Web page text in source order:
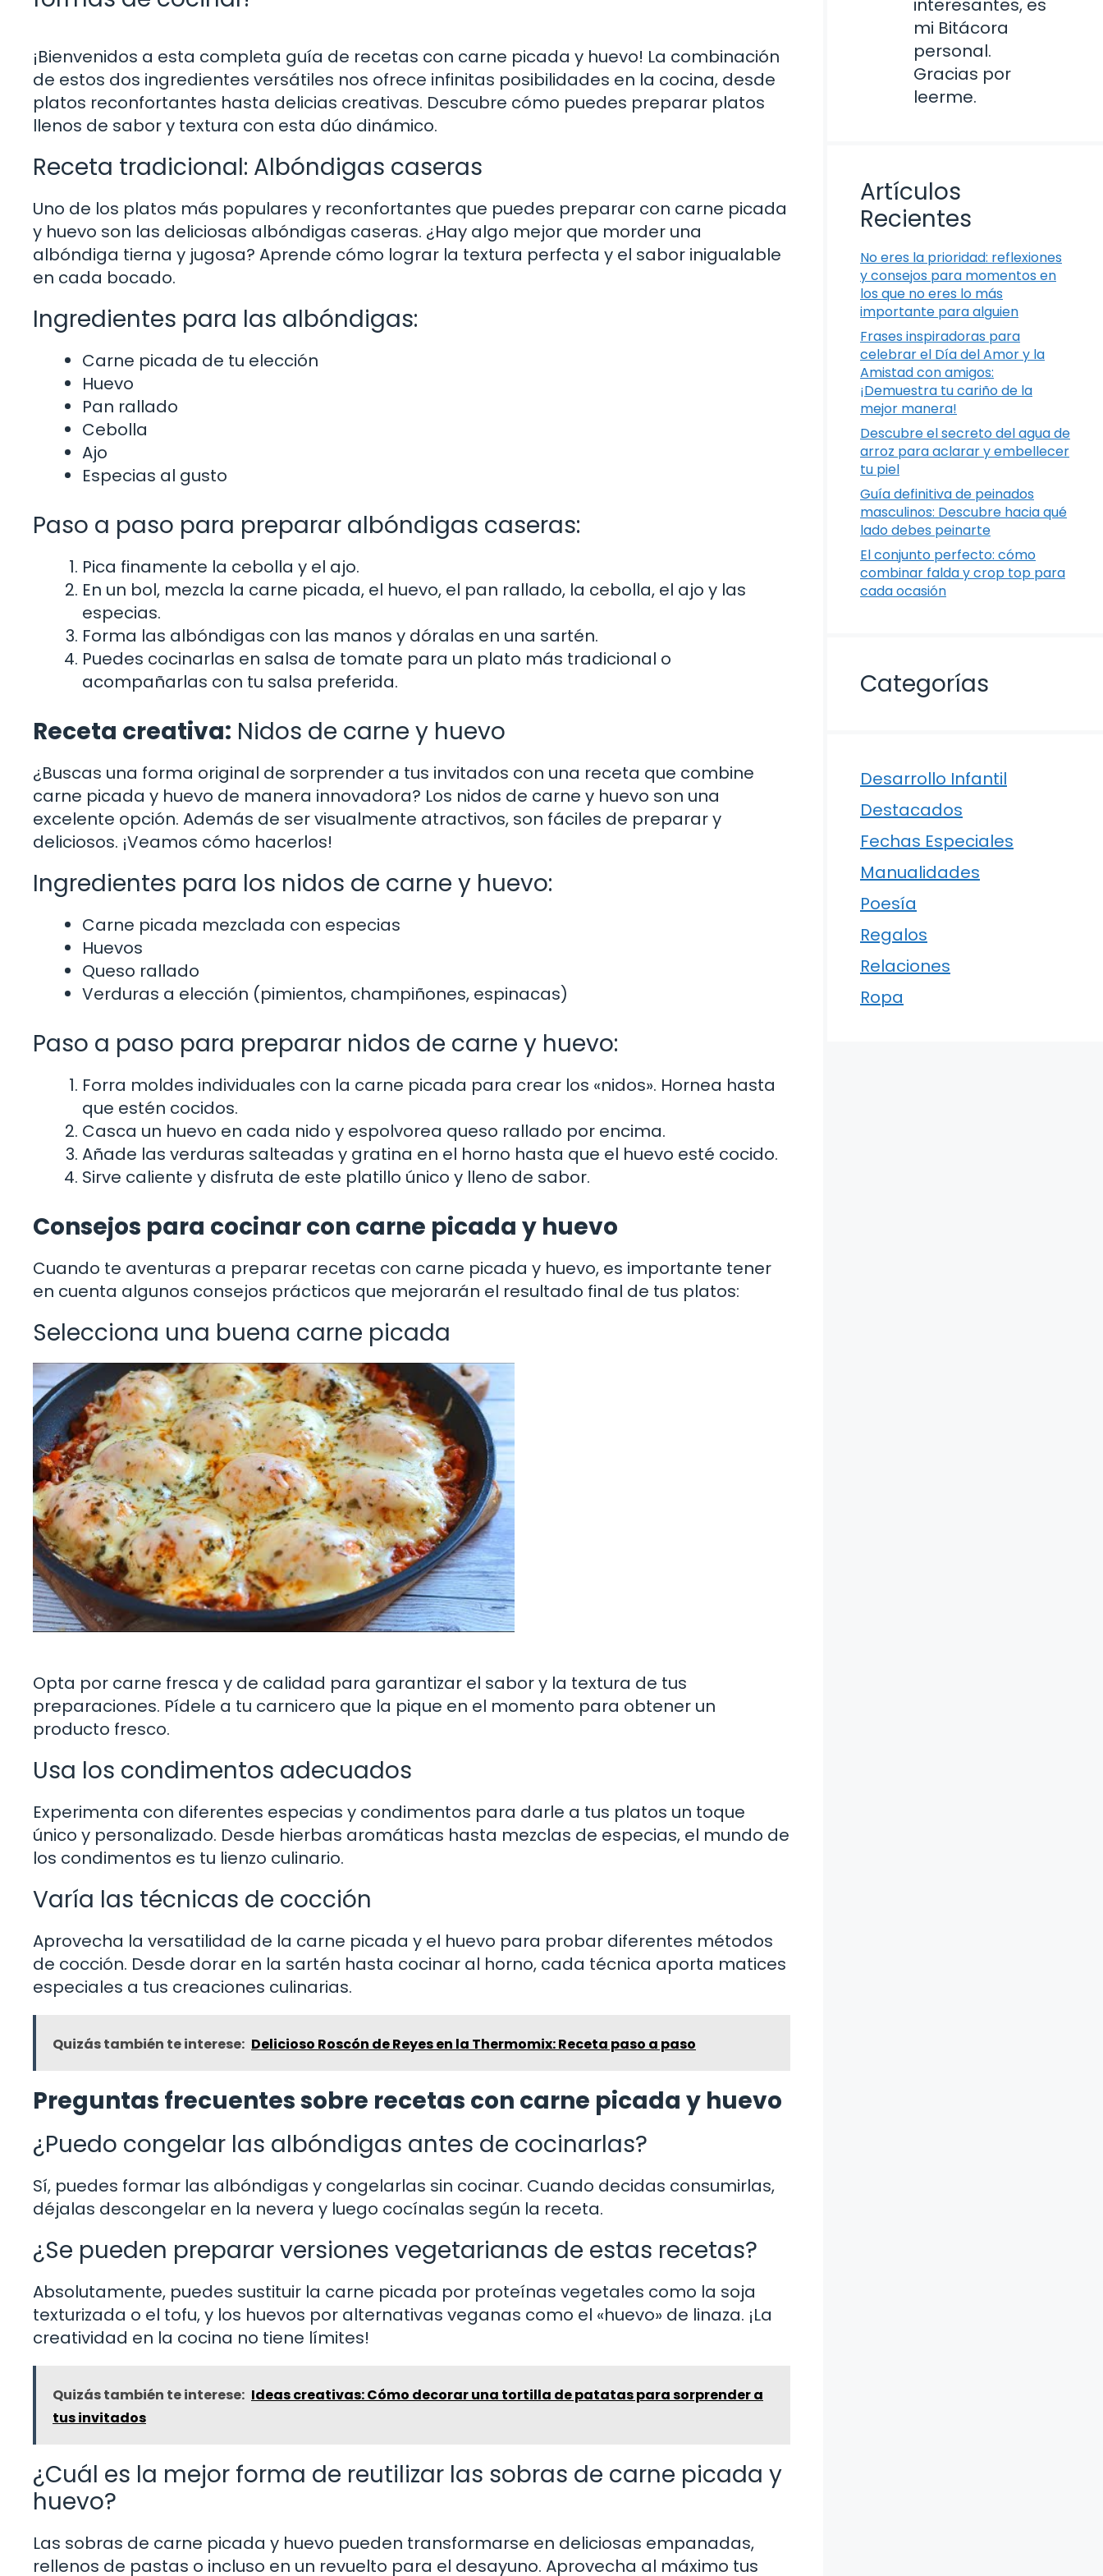
¡Bienvenidos a esta completa guía de recetas con carne picada y huevo! La combinación
de estos dos ingredientes versátiles nos ofrece infinitas posibilidades en la cocina, desde
platos reconfortantes hasta delicias creativas. Descubre cómo puedes preparar platos
llenos de sabor y textura con esta dúo dinámico.
Receta tradicional: Albóndigas caseras
Uno de los platos más populares y reconfortantes que puedes preparar con carne picada
y huevo son las deliciosas albóndigas caseras. ¿Hay algo mejor que morder una
albóndiga tierna y jugosa? Aprende cómo lograr la textura perfecta y el sabor inigualable
en cada bocado.
Ingredientes para las albóndigas:
Carne picada de tu elección
Huevo
Pan rallado
Cebolla
Ajo
Especias al gusto
Paso a paso para preparar albóndigas caseras:
Pica finamente la cebolla y el ajo.
En un bol, mezcla la carne picada, el huevo, el pan rallado, la cebolla, el ajo y las
especias.
Forma las albóndigas con las manos y dóralas en una sartén.
Puedes cocinarlas en salsa de tomate para un plato más tradicional o
acompañarlas con tu salsa preferida.
Receta creativa: Nidos de carne y huevo
¿Buscas una forma original de sorprender a tus invitados con una receta que combine
carne picada y huevo de manera innovadora? Los nidos de carne y huevo son una
excelente opción. Además de ser visualmente atractivos, son fáciles de preparar y
deliciosos. ¡Veamos cómo hacerlos!
Ingredientes para los nidos de carne y huevo:
Carne picada mezclada con especias
Huevos
Queso rallado
Verduras a elección (pimientos, champiñones, espinacas)
Paso a paso para preparar nidos de carne y huevo:
Forra moldes individuales con la carne picada para crear los «nidos». Hornea hasta
que estén cocidos.
Casca un huevo en cada nido y espolvorea queso rallado por encima.
Añade las verduras salteadas y gratina en el horno hasta que el huevo esté cocido.
Sirve caliente y disfruta de este platillo único y lleno de sabor.
Consejos para cocinar con carne picada y huevo
Cuando te aventuras a preparar recetas con carne picada y huevo, es importante tener
en cuenta algunos consejos prácticos que mejorarán el resultado final de tus platos:
Selecciona una buena carne picada
Opta por carne fresca y de calidad para garantizar el sabor y la textura de tus
preparaciones. Pídele a tu carnicero que la pique en el momento para obtener un
producto fresco.
Usa los condimentos adecuados
Experimenta con diferentes especias y condimentos para darle a tus platos un toque
único y personalizado. Desde hierbas aromáticas hasta mezclas de especias, el mundo de
los condimentos es tu lienzo culinario.
Varía las técnicas de cocción
Aprovecha la versatilidad de la carne picada y el huevo para probar diferentes métodos
de cocción. Desde dorar en la sartén hasta cocinar al horno, cada técnica aporta matices
especiales a tus creaciones culinarias.
Quizás también te interese: Delicioso Roscón de Reyes en la Thermomix: Receta paso a paso
Preguntas frecuentes sobre recetas con carne picada y huevo
¿Puedo congelar las albóndigas antes de cocinarlas?
Sí, puedes formar las albóndigas y congelarlas sin cocinar. Cuando decidas consumirlas,
déjalas descongelar en la nevera y luego cocínalas según la receta.
¿Se pueden preparar versiones vegetarianas de estas recetas?
Absolutamente, puedes sustituir la carne picada por proteínas vegetales como la soja
texturizada o el tofu, y los huevos por alternativas veganas como el «huevo» de linaza. ¡La
creatividad en la cocina no tiene límites!
Quizás también te interese: Ideas creativas: Cómo decorar una tortilla de patatas para sorprender a
tus invitados
¿Cuál es la mejor forma de reutilizar las sobras de carne picada y
huevo?
Las sobras de carne picada y huevo pueden transformarse en deliciosas empanadas,
rellenos de pastas o incluso en un revuelto para el desayuno. Aprovecha al máximo tus
interesantes, es
mi Bitácora
personal.
Gracias por
leerme.
Artículos
Recientes
No eres la prioridad: reflexiones
y consejos para momentos en
los que no eres lo más
importante para alguien
Frases inspiradoras para
celebrar el Día del Amor y la
Amistad con amigos:
¡Demuestra tu cariño de la
mejor manera!
Descubre el secreto del agua de
arroz para aclarar y embellecer
tu piel
Guía definitiva de peinados
masculinos: Descubre hacia qué
lado debes peinarte
El conjunto perfecto: cómo
combinar falda y crop top para
cada ocasión
Categorías
Desarrollo Infantil
Destacados
Fechas Especiales
Manualidades
Poesía
Regalos
Relaciones
Ropa